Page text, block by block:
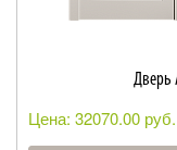
Дверь
Цена: 32070.00 руб.